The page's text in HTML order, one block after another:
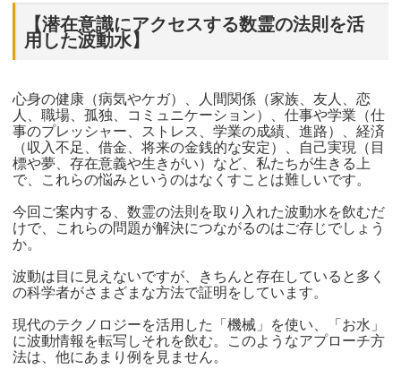
【潜在意識にアクセスする数霊の法則を活
用した波動水】
心身の健康（病気やケガ）、人間関係（家族、友人、恋
人、職場、孤独、コミュニケーション）、仕事や学業（仕
事のプレッシャー、ストレス、学業の成績、進路）、経済
（収入不足、借金、将来の金銭的な安定）、自己実現（目
標や夢、存在意義や生きがい）など、私たちが生きる上
で、これらの悩みというのはなくすことは難しいです。
今回ご案内する、数霊の法則を取り入れた波動水を飲むだ
けで、これらの問題が解決につながるのはご存じでしょう
か。
波動は目に見えないですが、きちんと存在していると多く
の科学者がさまざまな方法で証明をしています。
現代のテクノロジーを活用した「機械」を使い、「お水」
に波動情報を転写しそれを飲む。このようなアプローチ方
法は、他にあまり例を見ません。